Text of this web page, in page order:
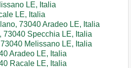
LE, Italia
LE, Italia
73040 Aradeo LE, Italia
73040 Specchia LE, Italia
Melissano LE, Italia
Aradeo LE, Italia
Racale LE, Italia